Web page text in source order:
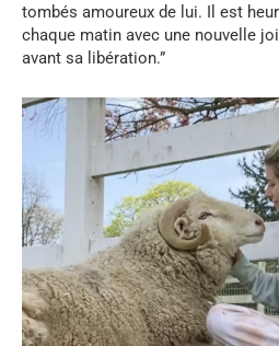
tombés amoureux de lui. Il est
chaque matin avec une nouvelle
avant sa libération.”